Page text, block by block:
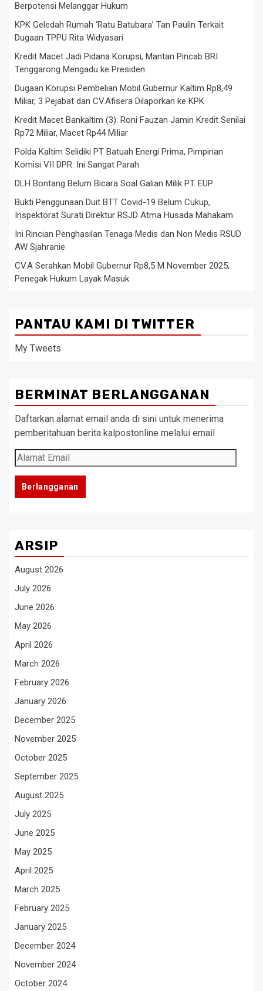
Berpotensi Melanggar Hukum
KPK Geledah Rumah ‘Ratu Batubara’ Tan Paulin Terkait
Dugaan TPPU Rita Widyasari
Kredit Macet Jadi Pidana Korupsi, Mantan Pincab BRI
Tenggarong Mengadu ke Presiden
Dugaan Korupsi Pembelian Mobil Gubernur Kaltim Rp8,49
Miliar, 3 Pejabat dan CV.Afisera Dilaporkan ke KPK
Kredit Macet Bankaltim (3): Roni Fauzan Jamin Kredit Senilai
Rp72 Miliar, Macet Rp44 Miliar
Polda Kaltim Selidiki PT Batuah Energi Prima, Pimpinan
Komisi VII DPR: Ini Sangat Parah
DLH Bontang Belum Bicara Soal Galian Milik PT. EUP
Bukti Penggunaan Duit BTT Covid-19 Belum Cukup,
Inspektorat Surati Direktur RSJD Atma Husada Mahakam
Ini Rincian Penghasilan Tenaga Medis dan Non Medis RSUD
AW Sjahranie
CV.A Serahkan Mobil Gubernur Rp8,5 M November 2025,
Penegak Hukum Layak Masuk
PANTAU KAMI DI TWITTER
My Tweets
BERMINAT BERLANGGANAN
Daftarkan alamat email anda di sini untuk menerima
pemberitahuan berita kalpostonline melalui email
Alamat
Email
Berlangganan
ARSIP
August 2026
July 2026
June 2026
May 2026
April 2026
March 2026
February 2026
January 2026
December 2025
November 2025
October 2025
September 2025
August 2025
July 2025
June 2025
May 2025
April 2025
March 2025
February 2025
January 2025
December 2024
November 2024
October 2024